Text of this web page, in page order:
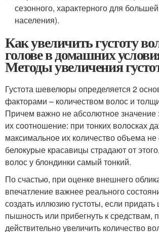
сезонного, характерного для
населения).
Как увеличить густоту
голове в домашних
Методы увеличения
Густота шевелюры определяется 2
факторами – количеством волос и
Причем важно не абсолютное значение
их соотношение: при тонких волосках
максимальное их количество объема не
белокурые красавицы страдают от
волос у блондинки самый тонкий.
По счастью, при оценке внешнего
впечатление важнее реального
создать иллюзию густоты, если
пышность или прибегнуть к
действительно увеличить количество